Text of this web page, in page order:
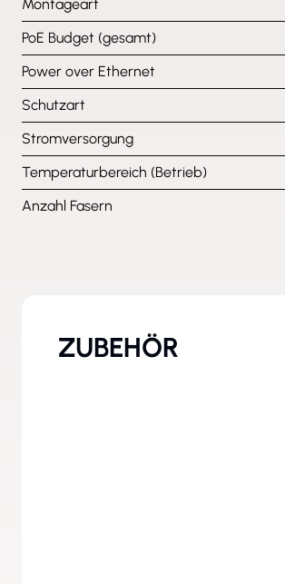
Montageart
PoE Budget (gesamt)
Power over Ethernet
Schutzart
Stromversorgung
Temperaturbereich (Betrieb)
Anzahl Fasern
ZUBEHÖR